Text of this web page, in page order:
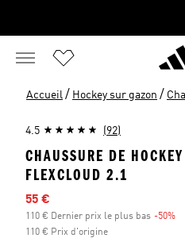
Accueil / Hockey sur gazon /
4.5 (92)
CHAUSSURE DE
FLEXCLOUD 2.1
Prix en promo
55 €
110 € Dernier prix le plus bas -50%
110 € Prix d'origine